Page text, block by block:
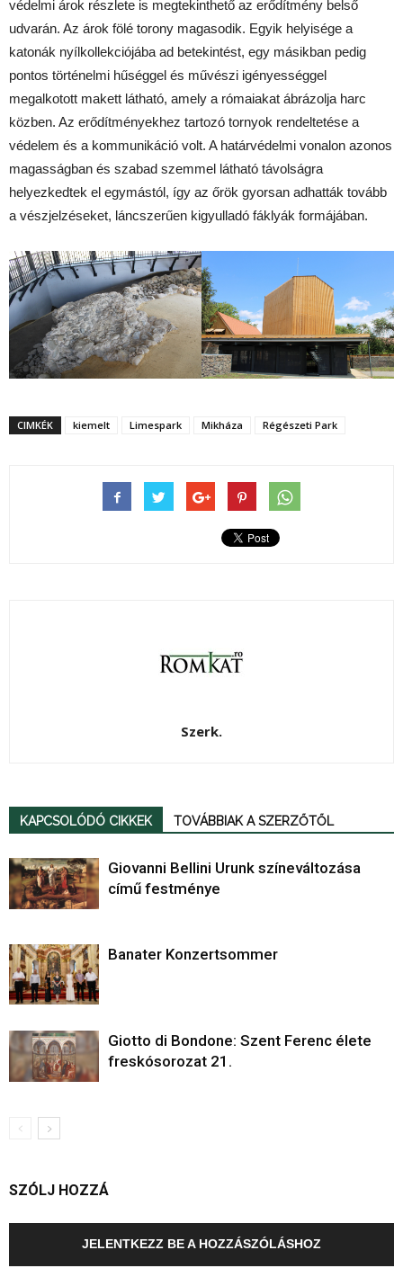
védelmi árok részlete is megtekinthető az erődítmény belső
udvarán. Az árok fölé torony magasodik. Egyik helyisége a
katonák nyílkollekciójába ad betekintést, egy másikban pedig
pontos történelmi hűséggel és művészi igényességgel
megalkotott makett látható, amely a rómaiakat ábrázolja harc
közben. Az erődítményekhez tartozó tornyok rendeltetése a
védelem és a kommunikáció volt. A határvédelmi vonalon azonos
magasságban és szabad szemmel látható távolságra
helyezkedtek el egymástól, így az őrök gyorsan adhatták tovább
a vészjelzéseket, láncszerűen kigyulladó fáklyák formájában.
CIMKÉK kiemelt Limespark Mikháza Régészeti Park
Szerk.
KAPCSOLÓDÓ CIKKEK TOVÁBBIAK A SZERZŐTŐL
Giovanni Bellini Urunk színeváltozása
című festménye
Banater Konzertsommer
Giotto di Bondone: Szent Ferenc élete
freskósorozat 21.
SZÓLJ HOZZÁ
JELENTKEZZ BE A HOZZÁSZÓLÁSHOZ